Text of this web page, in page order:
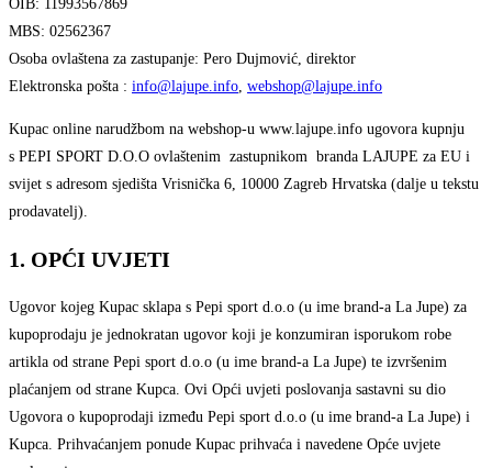
OIB: 11993567869
MBS: 02562367
Osoba ovlaštena za zastupanje: Pero Dujmović, direktor
Elektronska pošta : info@lajupe.info, webshop@lajupe.info
Kupac online narudžbom na webshop-u www.lajupe.info ugovora kupnju
s PEPI SPORT D.O.O ovlaštenim zastupnikom branda LAJUPE za EU i
svijet s adresom sjedišta Vrisnička 6, 10000 Zagreb Hrvatska (dalje u tekstu
prodavatelj).
1. OPĆI UVJETI
Ugovor kojeg Kupac sklapa s Pepi sport d.o.o (u ime brand-a La Jupe) za
kupoprodaju je jednokratan ugovor koji je konzumiran isporukom robe
artikla od strane Pepi sport d.o.o (u ime brand-a La Jupe) te izvršenim
plaćanjem od strane Kupca. Ovi Opći uvjeti poslovanja sastavni su dio
Ugovora o kupoprodaji između Pepi sport d.o.o (u ime brand-a La Jupe) i
Kupca. Prihvaćanjem ponude Kupac prihvaća i navedene Opće uvjete